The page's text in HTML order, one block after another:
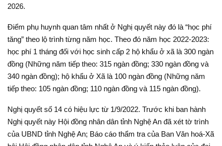
2026.
Điểm phụ huynh quan tâm nhất ở Nghị quyết này đó là “học phí
tăng” theo lộ trình từng năm học. Theo đó năm học 2022-2023:
học phí 1 tháng đối với học sinh cấp 2 hộ khẩu ở xã là 300 ngàn
đồng (Những năm tiếp theo: 315 ngàn đồng; 330 ngàn đồng và
340 ngàn đồng); hộ khẩu ở Xã là 100 ngàn đồng (Những năm
tiếp theo: 105 ngàn đồng; 110 ngàn đồng và 115 ngàn đồng).
Nghị quyết số 14 có hiệu lực từ 1/9/2022. Trước khi ban hành
Nghị quyết này Hội đồng nhân dân tỉnh Nghệ An đã xét tờ trình
của UBND tỉnh Nghệ An; Báo cáo thẩm tra của Ban Văn hoá-Xã